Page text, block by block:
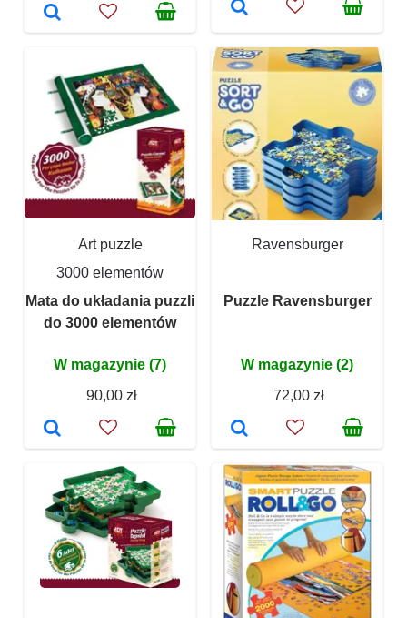
Art puzzle
3000 elementów
Mata do układania puzzli
do 3000 elementów
W magazynie (7)
90,00 zł
Ravensburger
Puzzle Ravensburger
W magazynie (2)
72,00 zł